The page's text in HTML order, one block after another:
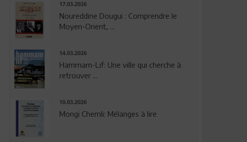
17.03.2026
Noureddine Dougui : Comprendre le
Moyen-Orient, ...
14.03.2026
Hammam-Lif: Une ville qui cherche à
retrouver ...
10.03.2026
Mongi Chemli: Mélanges à lire